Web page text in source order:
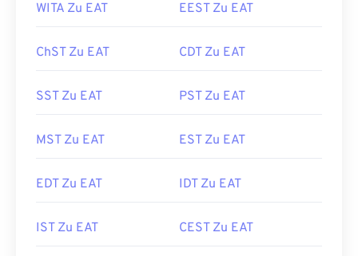
WITA Zu EAT EEST Zu EAT
ChST Zu EAT CDT Zu EAT
SST Zu EAT PST Zu EAT
MST Zu EAT EST Zu EAT
EDT Zu EAT IDT Zu EAT
IST Zu EAT CEST Zu EAT